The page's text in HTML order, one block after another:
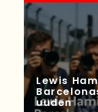
Lewis
uuden